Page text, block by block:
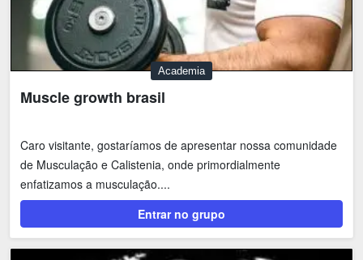
Academia
Muscle growth brasil
Caro visitante, gostaríamos de apresentar nossa comunidade
de Musculação e Calistenia, onde primordialmente
enfatizamos a musculação....
Entrar no grupo